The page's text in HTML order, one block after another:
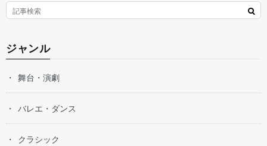
ジャンル
舞台・演劇
バレエ・ダンス
クラシック